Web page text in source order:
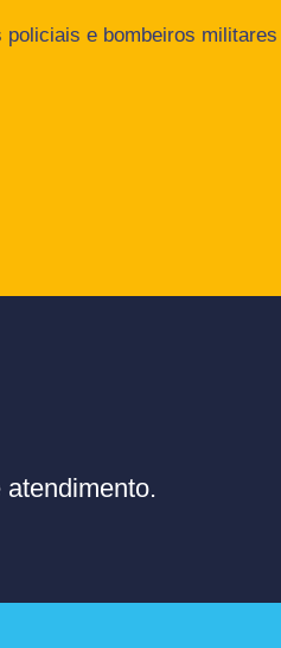
e bombeiros militares